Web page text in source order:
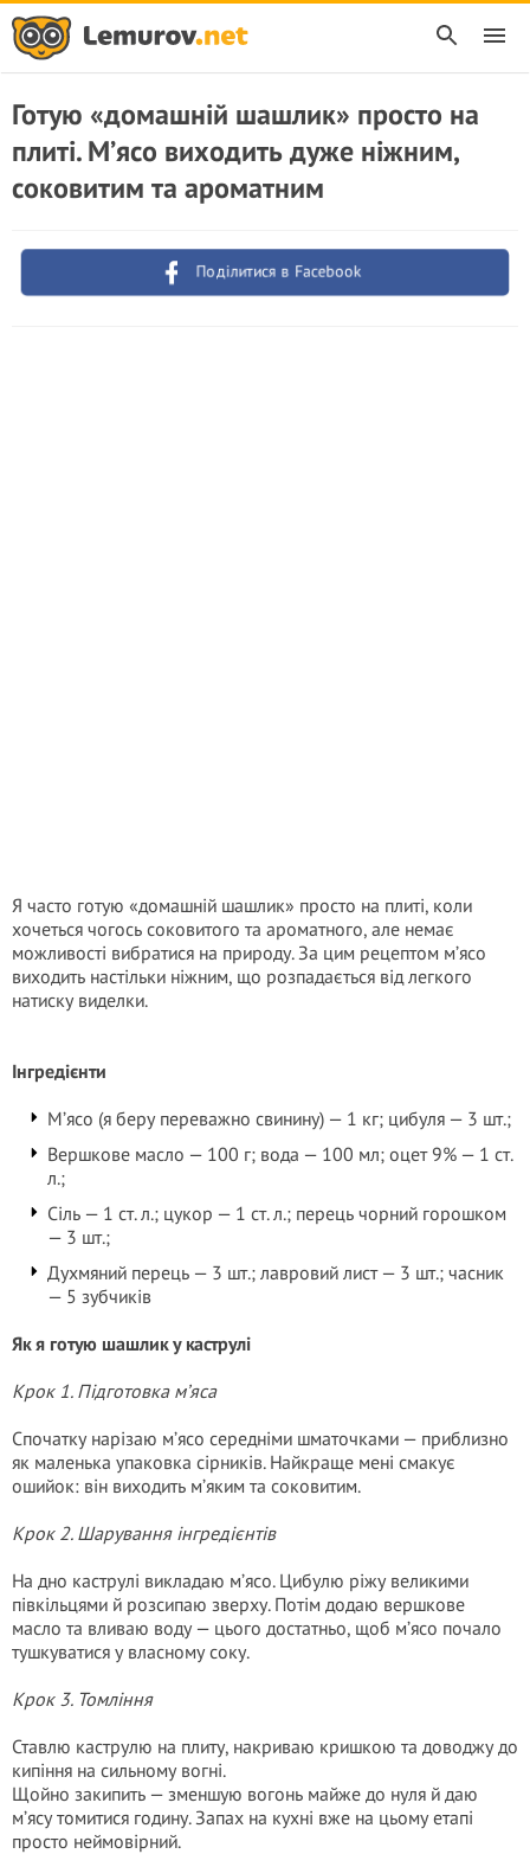
Готую «домашній шашлик» просто на
плиті. М’ясо виходить дуже ніжним,
соковитим та ароматним
Поділитися в Facebook
Я часто готую «домашній шашлик» просто на плиті, коли
хочеться чогось соковитого та ароматного, але немає
можливості вибратися на природу. За цим рецептом м’ясо
виходить настільки ніжним, що розпадається від легкого
натиску виделки.
Інгредієнти
М’ясо (я беру переважно свинину) — 1 кг; цибуля — 3 шт.;
Вершкове масло — 100 г; вода — 100 мл; оцет 9% — 1 ст.
л.;
Сіль — 1 ст. л.; цукор — 1 ст. л.; перець чорний горошком
— 3 шт.;
Духмяний перець — 3 шт.; лавровий лист — 3 шт.; часник
— 5 зубчиків
Як я готую шашлик у каструлі
Крок 1. Підготовка м’яса
Спочатку нарізаю м’ясо середніми шматочками — приблизно
як маленька упаковка сірників. Найкраще мені смакує
ошийок: він виходить м’яким та соковитим.
Крок 2. Шарування інгредієнтів
На дно каструлі викладаю м’ясо. Цибулю ріжу великими
півкільцями й розсипаю зверху. Потім додаю вершкове
масло та вливаю воду — цього достатньо, щоб м’ясо почало
тушкуватися у власному соку.
Крок 3. Томління
Ставлю каструлю на плиту, накриваю кришкою та доводжу до
кипіння на сильному вогні.
Щойно закипить — зменшую вогонь майже до нуля й даю
м’ясу томитися годину. Запах на кухні вже на цьому етапі
просто неймовірний.